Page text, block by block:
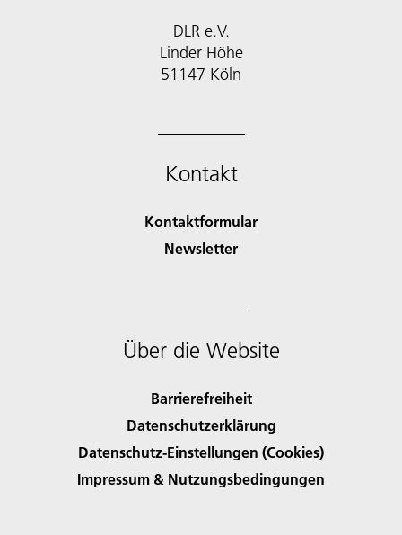
DLR e.V.
Linder Höhe
51147 Köln
Kontakt
Kontaktformular
Newsletter
Über die Website
Barrierefreiheit
Datenschutzerklärung
Datenschutz-Einstellungen (Cookies)
Impressum & Nutzungsbedingungen